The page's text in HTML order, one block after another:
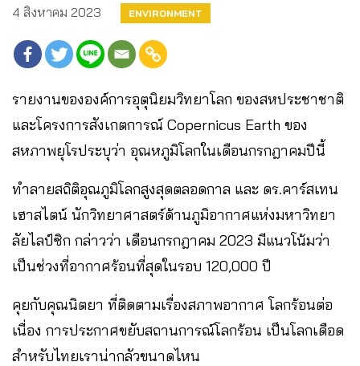
4 สิงหาคม 2023 ENVIRONMENT
รายงานขององค์การอุตุนิยมวิทยาโลก ของสหประชาชาติ
และโครงการสังเกตการณ์ Copernicus Earth ของ
สหภาพยุโรประบุว่า อุณหภูมิโลกในเดือนกรกฎาคมปีนี้
ทำลายสถิติอุณภูมิโลกสูงสุดตลอดกาล และ ดร.คาร์สเทน
เฮาสไตน์ นักวิทยาศาสตร์ด้านภูมิอากาศแห่งมหาวิทยา
ลัยไลป์ซิก กล่าวว่า เดือนกรกฎาคม 2023 มีแนวโน้มว่า
เป็นช่วงที่อากาศร้อนที่สุดในรอบ 120,000 ปี
คุยกับคุณนิตยา ที่ติดตามเรื่องสภาพอากาศ โลกร้อนต่อ
เนื่อง การประกาศขยับสถานการณ์โลกร้อน เป็นโลกเดือด
สำหรับไทยเราน่ากลัวขนาดไหน